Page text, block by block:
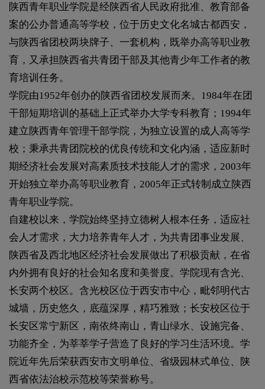
陕西青年职业学院是经陕西省人民政府批准、教育部备
案的公办普通高等学校，位于历史文化名城古都西安，
与陕西省团校两块牌子、一套机构，既举办高等职业教
育，又承担陕西省共青团干部及其他青少年工作者的教
育培训任务。
学院由1952年创办的陕西省团校发展而来。1984年在团
干部短期培训的基础上正式举办大学专科教育；1994年
建立陕西青年管理干部学院，为独立设置的成人高等学
校；秉承共青团院校的优良传统和文化内涵，适应新时
期经济社会发展对高素质技术技能人才的需求，2003年
开始独立举办高等职业教育，2005年正式转制成立陕西
青年职业学院。
自建校以来，学院始终坚持立德树人根本任务，适应社
会人才需求，大力培养青年人才，为共青团事业发展、
陕西省及西北地区经济社会发展做出了积极贡献，在省
内外拥有良好的社会知名度和美誉度。学院现有含光、
长安两个校区。含光校区位于西安市中心，毗邻明代古
城墙，历史悠久，底蕴深厚，精巧雅致；长安校区位于
长安区常宁新区，南依终南山，青山绿水、设施完备、
功能齐全，为莘莘学子营造了良好的学习生活环境。学
院近年先后荣获西安市文明单位、省级园林式单位、陕
西省依法治校示范校等荣誉称号。